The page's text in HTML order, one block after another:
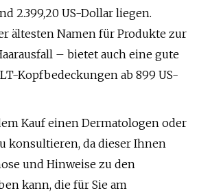
2.399,20 US-Dollar liegen.
ältesten Namen für Produkte zur
– bietet auch eine gute
Kopfbedeckungen ab 899 US-
Kauf einen Dermatologen oder
konsultieren, da dieser Ihnen
und Hinweise zu den
kann, die für Sie am